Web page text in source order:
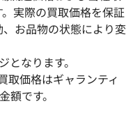
U エルメス ケリー
ゴールド金具
参考買取価格
実際の買取価格を保証
お品物の状態により変
なります。
取価格はギャランティ
額です。